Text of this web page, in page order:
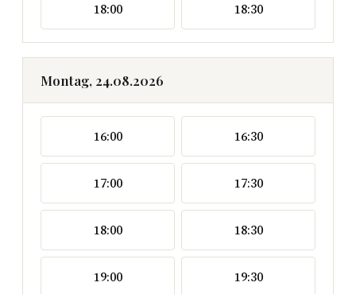
18:00 18:30
Montag, 24.08.2026
16:00 16:30
17:00 17:30
18:00 18:30
19:00 19:30